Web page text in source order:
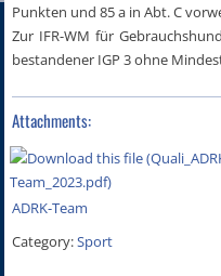
Punkten und 85 a in Abt. C
Zur IFR-WM für
bestandener IGP 3 ohne
Attachments:
ADRK-Team
Category:Sport